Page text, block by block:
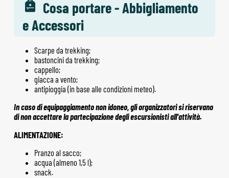
Cosa portare - Abbigliamento
e Accessori
Scarpe da trekking;
bastoncini da trekking;
cappello;
giacca a vento;
antipioggia (in base alle condizioni meteo).
In caso di equipaggiamento non idoneo, gli organizzatori si riservano
di non accettare la partecipazione degli escursionisti all'attività.
ALIMENTAZIONE:
Pranzo al sacco;
acqua (almeno 1,5 l);
snack.